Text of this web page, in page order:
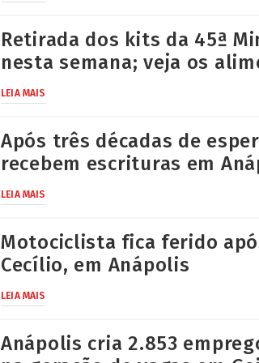
Retirada dos kits da 45ª
nesta semana; veja os
LEIA MAIS
Após três décadas de
recebem escrituras em
LEIA MAIS
Motociclista fica ferido
Cecílio, em Anápolis
LEIA MAIS
Anápolis cria 2.853